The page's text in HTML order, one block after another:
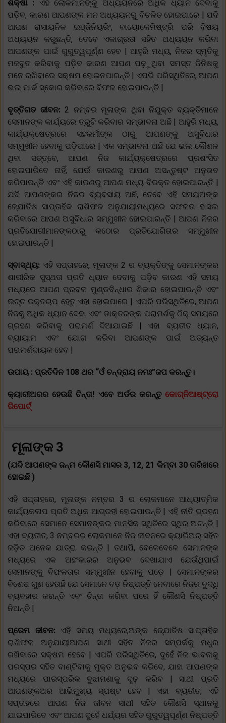
ଶିକ୍ଷା : ଏହି ଲୋକମାନଙ୍କୁ ଅଧ୍ୟୟନରେ ଅଧିକ ଧ୍ୟାନ ଦେବାକୁ
ପଡ଼ିବ, କାରଣ ଆପଣଙ୍କ ମନ ଅଧ୍ୟୟନରୁ ବିଚଳିତ ହୋଇପାରେ | ଯଦି
ଆପଣ ରାସାୟନିକ ଇଞ୍ଜିନିୟରିଂ, ବାୟୋକେମିଷ୍ଟ୍ରି ପରି ବିଷୟ
ଅଧ୍ୟୟନ କରୁଛନ୍ତି, ତେବେ ଏକାଗ୍ରତା ସହିତ ଅଧ୍ୟୟନ କରିବା
ଆପଣଙ୍କ ପାଇଁ ଗୁରୁତ୍ୱପୂର୍ଣ୍ଣ ହେବ | ଆହୁରି ମଧ୍ୟ, ନିଜର ସ୍ମୃତିକୁ
ମଜବୁତ କରିବାକୁ ପଡ଼ିବ କାରଣ ଆପଣ ପଢ଼ୁଥିବା ସମସ୍ତ ଜିନିଷକୁ
ମନେ ରଖିବାରେ ସକ୍ଷମ ହୋଇନପାରନ୍ତି | ଏପରି ପରିସ୍ଥିତିରେ, ଆପଣ
ଭଲ ମାର୍କ ସ୍କୋର କରିବାରେ ବିଫଳ ହୋଇପାରନ୍ତି |
ବୃତ୍ତିଗତ ଜୀବନ:2 ନମ୍ବର ମୂଳାଙ୍କ ଥିବା ନିଯୁକ୍ତ ବ୍ୟକ୍ତିମାନେ
ସେମାନଙ୍କ କାର୍ଯ୍ୟରେ ତ୍ରୁଟି କରିବାର ସମ୍ଭାବନା ଅଛି | ଆହୁରି ମଧ୍ୟ,
କାର୍ଯ୍ୟକ୍ଷେତ୍ରରେ ସହକର୍ମୀଙ୍କ ଠାରୁ ଆପଣଙ୍କୁ ଅସୁବିଧାର
ସମ୍ମୁଖୀନ ହେବାକୁ ପଡ଼ିପାରେ | ଏକ ସମ୍ଭାବନା ଅଛି ଯେ ଭଲ କୌଶଳ
ଥିବା ସତ୍ତ୍ବେ, ଆପଣ ନିଜ କାର୍ଯ୍ୟକ୍ଷେତ୍ରରେ ପ୍ରଶଂସିତ
ହୋଇପାରିବେ ନାହିଁ, ଯେଉଁ କାରଣରୁ ଆପଣ ଅସନ୍ତୁଷ୍ଟ ଅନୁଭବ
କରିପାରନ୍ତି ଏବଂ ଏହି କାରଣରୁ ଆପଣ ମଧ୍ୟ ବିରକ୍ତ ହୋଇପାରନ୍ତି |
ଯଦି ଆପଣଙ୍କର ନିଜର ବ୍ୟବସାୟ ଅଛି, ତେବେ ଏହି ସମୟଅଙ୍କ
ଜ୍ଯୋତିଷ ସାପ୍ତାହିକ ରାଶିଫଳ ଅନୁଯାୟୀମଧ୍ୟରେ ସଫଳତା ହାସଲ
କରିବାରେ ଆପଣ ଅସୁବିଧାର ସମ୍ମୁଖୀନ ହୋଇପାରନ୍ତି | ଆପଣ ନିଜର
ପ୍ରତିଯୋଗୀମାନଙ୍କଠାରୁ କଠୋର ପ୍ରତିଯୋଗିତାର ସମ୍ମୁଖୀନ
ହୋଇପାରନ୍ତି |
ସ୍ବାସ୍ଥ୍ୟ: ଏହି ସପ୍ତାହରେ, ମୂଳାଙ୍କ 2 ର ବ୍ୟକ୍ତିଙ୍କୁ ସେମାନଙ୍କର
ଶାରୀରିକ ସୁସ୍ଥତା ପ୍ରତି ଧ୍ୟାନ ଦେବାକୁ ପଡ଼ିବ କାରଣ ଏହି ସମୟ
ମଧ୍ୟରେ ଆପଣ ପ୍ରବଳ ମୁଣ୍ଡବିନ୍ଧାର ଶିକାର ହୋଇପାରନ୍ତି ଏବଂ
ଉଚ୍ଚ ରକ୍ତଚାପ ହେତୁ ଏହା ହୋଇପାରେ | ଏପରି ପରିସ୍ଥିତିରେ, ଆପଣ
ନିଜକୁ ଅଧିକ ଧ୍ୟାନ ଦେବା ଏବଂ ଡାକ୍ତରଙ୍କ ପରାମର୍ଶକୁ ଠିକ୍ ସମୟରେ
ଗ୍ରହଣ କରିବାକୁ ପରାମର୍ଶ ଦିଆଯାଇଛି | ଏହା ବ୍ୟତୀତ ଧ୍ୟାନ,
ବ୍ୟାୟାମ ଏବଂ ଯୋଗ କରିବା ଆପଣଙ୍କ ପାଇଁ ଅତ୍ୟନ୍ତ
ପରାମର୍ଶଦାୟକ ହେବ |
ଉପାୟ : ପ୍ରତିଦିନ 108 ଥର “ଓଁ ଚନ୍ଦ୍ରାୟ ନମଃ”ଜପ କରନ୍ତୁ।
କ୍ୟାରୀଅରର ହେଉଛି ଚିନ୍ତା! ଏବେ ଅର୍ଡର କରନ୍ତୁ କୋଗ୍ନିଆଷ୍ଟ୍ରୋ
ରିପୋର୍ଟ୍
ମୂଳାଙ୍କ 3
(ଯଦି ଆପଣଙ୍କ ଜନ୍ମ କୌଣସି ମାସର 3, 12, 21 କିମ୍ବା 30 ତାରିଖରେ
ହୋଇଛି )
ଏହି ସପ୍ତାହରେ, ମୂଳାଙ୍କ ନମ୍ବର 3 ର ଲୋକମାନେ ଆଧ୍ୟାତ୍ମିକ
କାର୍ଯ୍ୟକଳାପ ପ୍ରତି ଅଧିକ ଆଗ୍ରହୀ ହୋଇପାରନ୍ତି | ଏହି ନୀତି ଗ୍ରହଣ
କରିବାରେ ସେମାନେ ସେମାନଙ୍କର ମାନସିକ ସ୍ଥିତିରେ ସ୍ଥିର ଅଟନ୍ତି |
ଏହା ବ୍ୟତୀତ, 3 ନମ୍ବରର ଲୋକମାନେ ନିଜ ଜୀବନରେ କ୍ୟାରିଅର୍ ସହିତ
ଜଡ଼ିତ ଅନେକ ଯାତ୍ରା କରନ୍ତି | ତଥାପି, ବେଳେବେଳେ ସେମାନଙ୍କ
ମଧ୍ୟରେ ଏକ ଅହଂକାରର ଅନୁଭବ ଦେଖାଯାଏ ଯେଉଁଥିପାଇଁ
ସେମାନଙ୍କୁ ବିଫଳତାର ସମ୍ମୁଖୀନ ହେବାକୁ ପଡ଼େ | ସେମାନଙ୍କର
ବିଶେଷ ଗୁଣ ହେଉଛି ଯେ ସେମାନେ ବଡ଼ ନିଷ୍ପତ୍ତି ନେବାରେ ନିଜର ବୁଦ୍ଧି
ବ୍ୟବହାର କରନ୍ତି ଏବଂ ଚିନ୍ତା କରିବା ପରେ ହିଁ କୌଣସି ନିଷ୍ପତ୍ତି
ନିଅନ୍ତି |
ପ୍ରେମ ଜୀବନ: ଏହି ସମୟ ମଧ୍ୟରେ,ଅଙ୍କ ଜ୍ଯୋତିଷ ସାପ୍ତାହିକ
ରାଶିଫଳ ଅନୁଯାୟୀଆପଣ ସାଥୀ ସହିତ ନିଜର ସମ୍ପର୍କକୁ ମଧୁର
ରଖିବାରେ ସକ୍ଷମ ହେବେ | ଏପରି ପରିସ୍ଥିତିରେ, ଦୁହେଁ ନିଜ ଭାବନାକୁ
ପରସ୍ପର ସହିତ ବାଣ୍ଟିବାକୁ ମୁକ୍ତ ଅନୁଭବ କରିବେ, ଯାହା ଆପଣଙ୍କ
ମଧ୍ୟରେ ପାରସ୍ପରିକ ବୁଝାମଣାକୁ ଦୃଢ଼ କରିବ | ସାଥୀ ପ୍ରତି
ଆପଣଙ୍କଅର ଆଭିମୁଖ୍ୟ ସ୍ପଷ୍ଟ ହେବ | ଏହା ବ୍ୟତୀତ, ଏହି
ସପ୍ତାହରେ ଆପଣ ନିଜ ଜୀବନ ସାଥୀ ସହିତ କୌଣସି ସ୍ଥାନକୁ
ଯାଇପାରିବେ ଏବଂ ଆପଣ ଦୁହେଁ ଧର୍ଯ୍ୟର ସହିତ ଗୁରୁତ୍ୱପୂର୍ଣ୍ଣ ନିଷ୍ପତ୍ତି